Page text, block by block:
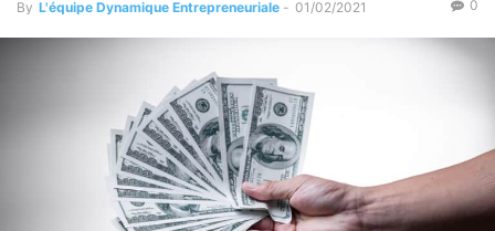
By L'équipe Dynamique Entrepreneuriale - 01/02/2021 0